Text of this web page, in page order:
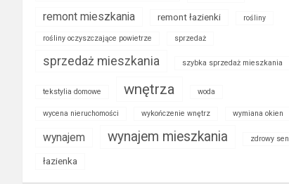
remont mieszkania remont łazienki rośliny
rośliny oczyszczające powietrze sprzedaż
sprzedaż mieszkania szybka sprzedaż mieszkania
tekstylia domowe wnętrza woda
wycena nieruchomości wykończenie wnętrz wymiana okien
wynajem wynajem mieszkania zdrowy sen
łazienka